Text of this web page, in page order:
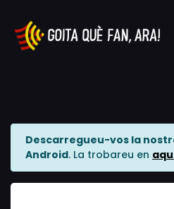
Descarregueu-vos la
Android. La trobareu en